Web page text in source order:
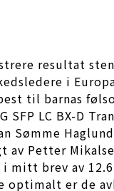
resultat
i
til barnas
SFP LC BX-D
Petter
brev av
er de